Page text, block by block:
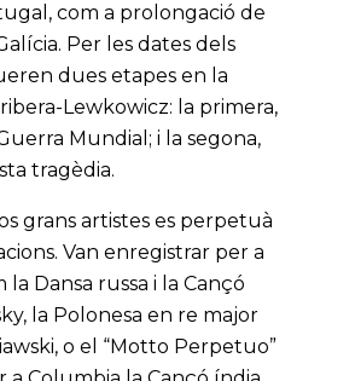
com a prolongació de
Per les dates dels
dues etapes en la
Lewkowicz: la primera,
Mundial; i la segona,
tragèdia.
grans artistes es perpetuà
Van enregistrar per a
la Dansa russa i la Cançó
la Polonesa en re major
o el “Motto Perpetuo”